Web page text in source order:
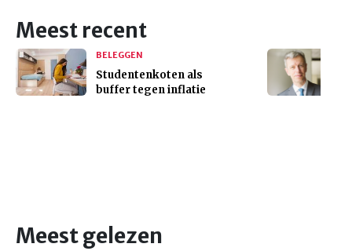
Meest recent
BELEGGEN
Studentenkoten als
buffer tegen inflatie
Meest gelezen